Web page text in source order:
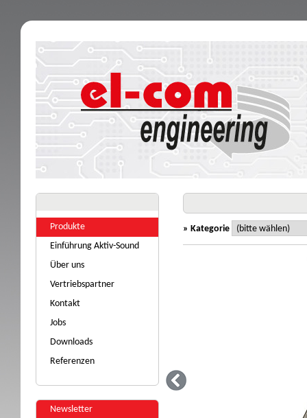
Produkte
Einführung Aktiv-Sound
Über uns
Vertriebspartner
Kontakt
Jobs
Downloads
Referenzen
Newsletter
» Kategorie